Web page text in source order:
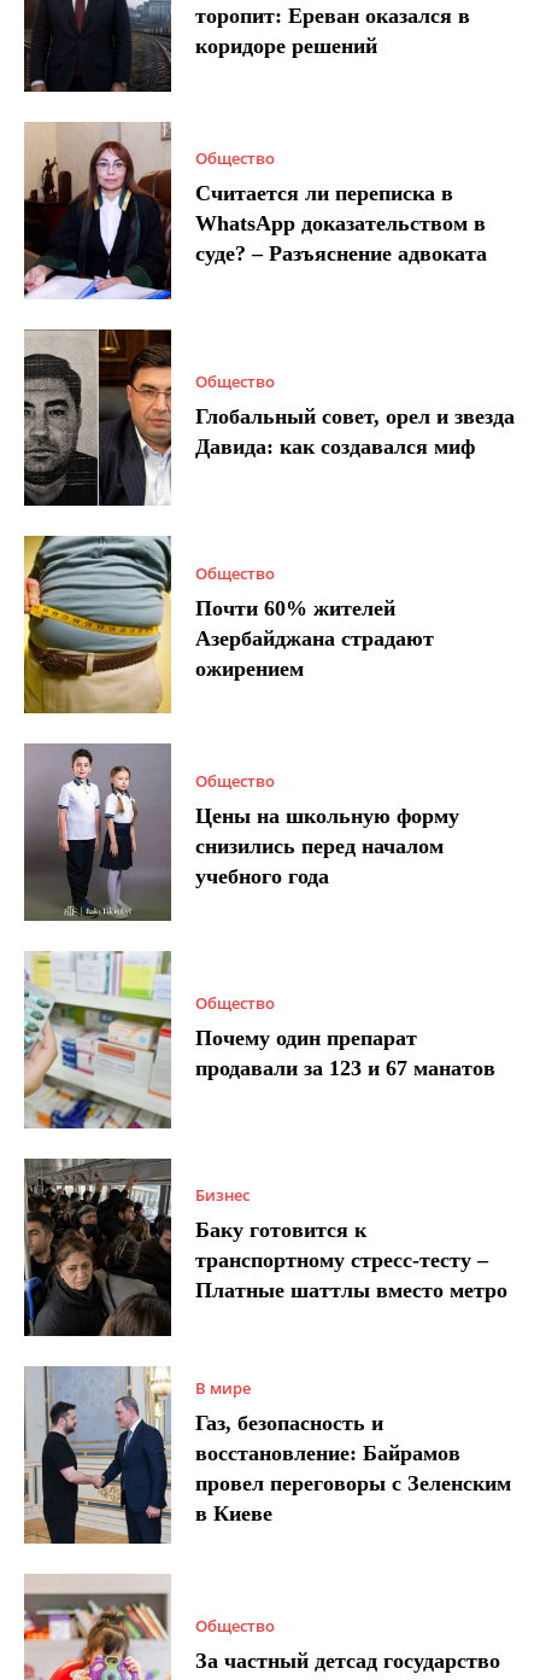
торопит: Ереван оказался в
коридоре решений
Общество
Считается ли переписка в
WhatsApp доказательством в
суде? – Разъяснение адвоката
Общество
Глобальный совет, орел и звезда
Давида: как создавался миф
Общество
Почти 60% жителей
Азербайджана страдают
ожирением
Общество
Цены на школьную форму
снизились перед началом
учебного года
Общество
Почему один препарат
продавали за 123 и 67 манатов
Бизнес
Баку готовится к
транспортному стресс-тесту –
Платные шаттлы вместо метро
В мире
Газ, безопасность и
восстановление: Байрамов
провел переговоры с Зеленским
в Киеве
Общество
За частный детсад государство